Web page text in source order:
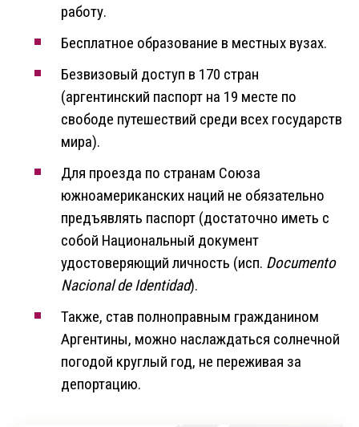
работу.
Бесплатное образование в местных вузах.
Безвизовый доступ в 170 стран
(аргентинский паспорт на 19 месте по
свободе путешествий среди всех государств
мира).
Для проезда по странам Союза
южноамериканских наций не обязательно
предъявлять паспорт (достаточно иметь с
собой Национальный документ
удостоверяющий личность (исп. Documento
Nacional de Identidad).
Также, став полноправным гражданином
Аргентины, можно наслаждаться солнечной
погодой круглый год, не переживая за
депортацию.